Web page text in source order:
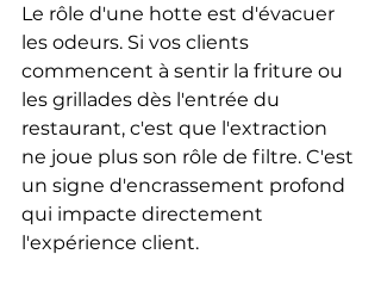
Le rôle d'une hotte est d'évacuer
les odeurs. Si vos clients
commencent à sentir la friture ou
les grillades dès l'entrée du
restaurant, c'est que l'extraction
ne joue plus son rôle de filtre. C'est
un signe d'encrassement profond
qui impacte directement
l'expérience client.